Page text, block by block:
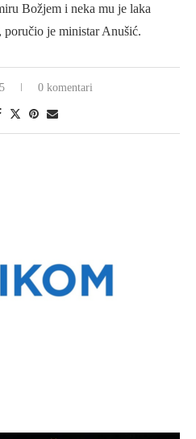
Božjem i neka mu je laka
je ministar Anušić.
0 komentari